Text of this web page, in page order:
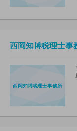
西岡知博税理士事
西岡知博税理士事務所